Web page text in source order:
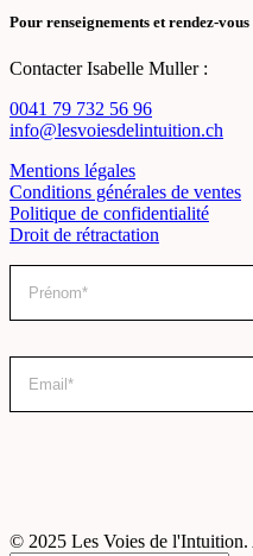
Pour renseignements et rendez-vous
Contacter Isabelle Muller :
0041 79 732 56 96
info@lesvoiesdelintuition.ch
Mentions légales
Conditions générales de ventes
Politique de confidentialité
Droit de rétractation
© 2025 Les Voies de l'Intuition.